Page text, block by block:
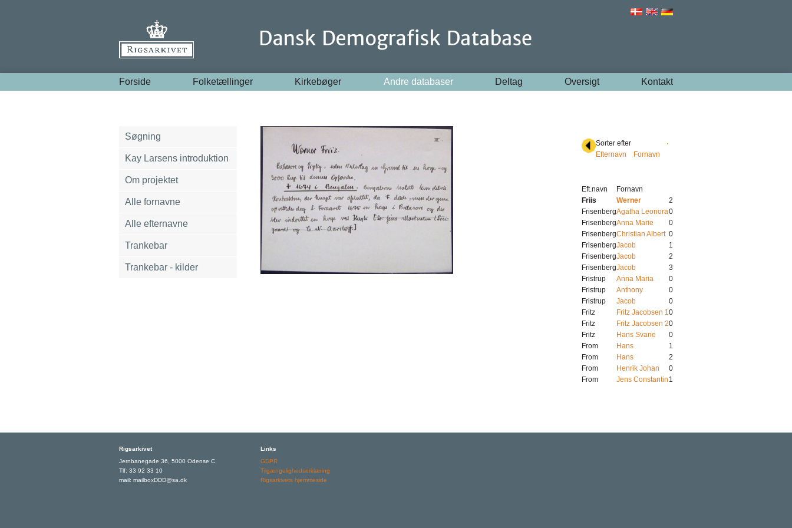
Forside Folketællinger Kirkebøger Andre databaser Deltag Oversigt Kontakt
Søgning
Kay Larsens introduktion
Om projektet
Alle fornavne
Alle efternavne
Trankebar
Trankebar - kilder
Sorter efter
Efternavn
Fornavn
Eft.navn
Fornavn
Friis
Werner
2
FrisenbergAgatha Leonora0
FrisenbergAnna Marie
0
FrisenbergChristian Albert 0
FrisenbergJacob
1
FrisenbergJacob
2
FrisenbergJacob
3
Fristrup
Anna Maria
0
Fristrup
Anthony
0
Fristrup
Jacob
0
Fritz
Fritz Jacobsen 10
Fritz
Fritz Jacobsen 20
Fritz
Hans Svane
0
From
Hans
1
From
Hans
2
From
Henrik Johan
0
From
Jens Constantin 1
Rigsarkivet
Jernbanegade 36, 5000 Odense C
Tlf: 33 92 33 10
mail: mailboxDDD@sa.dk
Links
GDPR
Tilgængelighedserklæring
Rigsarkivets hjemmeside